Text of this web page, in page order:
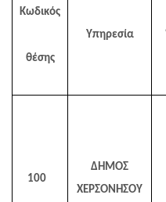
Κωδικός
θέσης
Υπηρεσία
100
ΔΗΜΟΣ
ΧΕΡΣΟΝΗΣΟΥ